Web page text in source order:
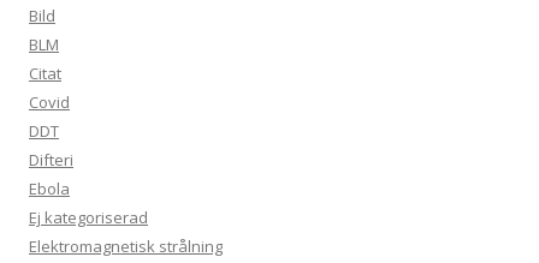
Bild
BLM
Citat
Covid
DDT
Difteri
Ebola
Ej kategoriserad
Elektromagnetisk strålning